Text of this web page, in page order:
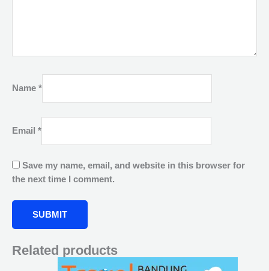
Name *
Email *
Save my name, email, and website in this browser for
the next time I comment.
Related products